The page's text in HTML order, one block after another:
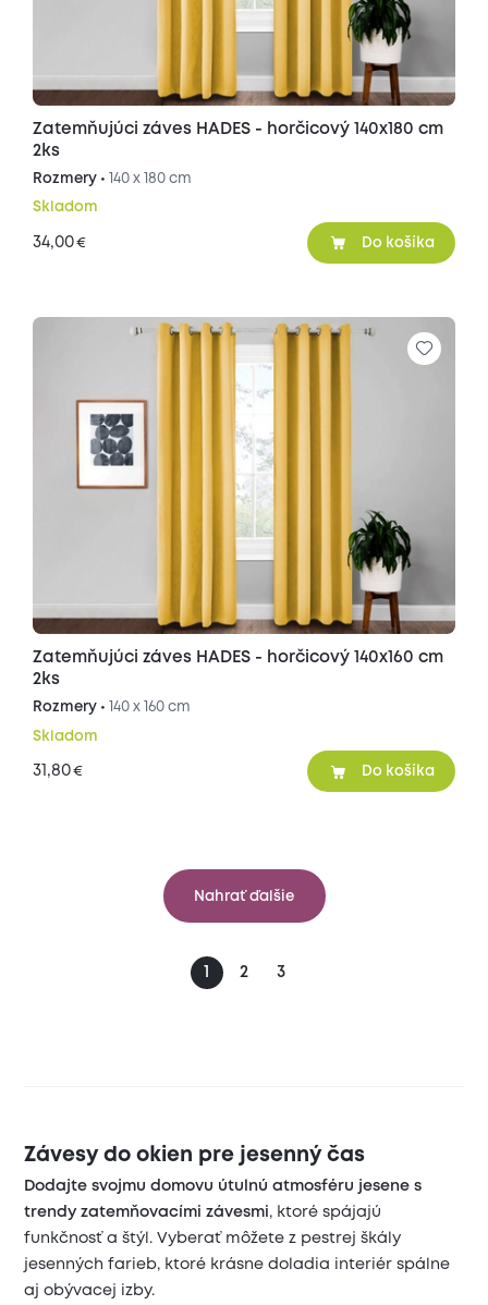
Zatemňujúci záves HADES - horčicový 140x180 cm
2ks
Rozmery • 140 x 180 cm
Skladom
34,00€ Do košíka
Zatemňujúci záves HADES - horčicový 140x160 cm
2ks
Rozmery • 140 x 160 cm
Skladom
31,80€ Do košíka
Nahrať ďalšie
1 2 3
Závesy do okien pre jesenný čas
Dodajte svojmu domovu útulnú atmosféru jesene s
trendy zatemňovacími závesmi, ktoré spájajú
funkčnosť a štýl. Vyberať môžete z pestrej škály
jesenných farieb, ktoré krásne doladia interiér spálne
aj obývacej izby.